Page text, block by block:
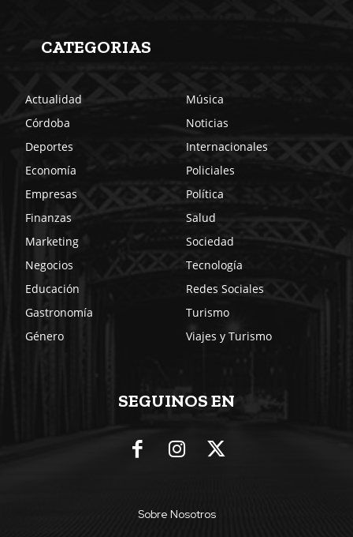
CATEGORIAS
Actualidad
Córdoba
Deportes
Economía
Empresas
Finanzas
Marketing
Negocios
Educación
Gastronomía
Género
Música
Noticias
Internacionales
Policiales
Política
Salud
Sociedad
Tecnología
Redes Sociales
Turismo
Viajes y Turismo
SEGUINOS EN
Sobre Nosotros